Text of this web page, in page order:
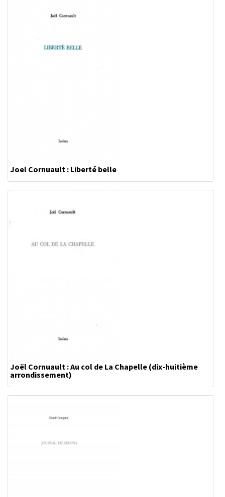
Joel Cornuault : Liberté belle
Joël Cornuault : Au col de La Chapelle (dix-huitième
arrondissement)